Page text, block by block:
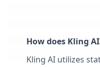
How does Kling
Kling AI utilizes